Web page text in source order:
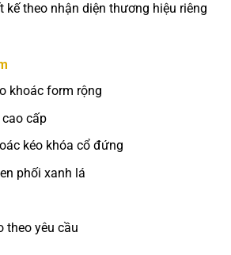
kế theo nhận diện thương hiệu riêng
khoác form rộng
cấp
kéo khóa cổ đứng
phối xanh lá
theo yêu cầu